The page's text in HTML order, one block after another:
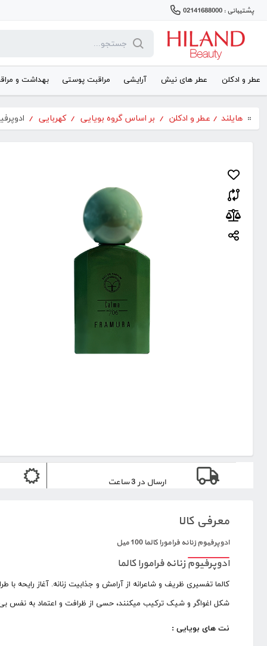
پشتیبانی : 02141688000
عطر و ادکلن عطر های نیش آرایشی مراقبت پوستی بهداشت و
هایلند / عطر و ادکلن / بر اساس گروه بویایی / کهربایی /
ارسال در 3 ساعت
معرفی کالا
ادوپرفیوم زنانه فرامورا کالما 100 میل
ادوپرفیوم زنانه فرامورا کالما
کالما تفسیری ظریف و شاعرانه از آرامش و جذابیت زنانه. آغاز رایحه
شکل اغواگر و شیک ترکیب میکنند، حسی از ظرافت و اعتماد به نفس بی
نت های بویایی :